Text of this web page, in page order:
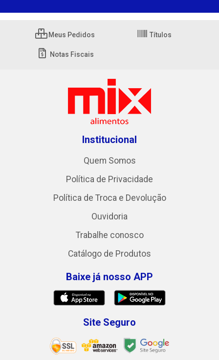
Meus Pedidos Títulos
Notas Fiscais
Institucional
Quem Somos
Política de Privacidade
Política de Troca e Devolução
Ouvidoria
Trabalhe conosco
Catálogo de Produtos
Baixe já nosso APP
Site Seguro